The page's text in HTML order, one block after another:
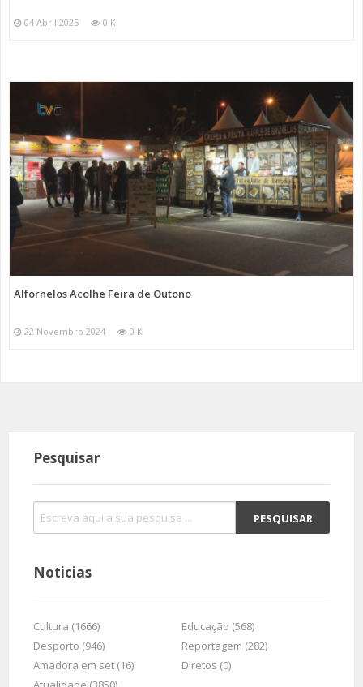
04 Abril 2025 0 K
Alfornelos Acolhe Feira de Outono
22 Novembro 2024 0 K
Pesquisar
Noticias
Cultura (1666)
Educação (568)
Desporto (946)
Reportagem (282)
Amadora em set (16)
Diretos (0)